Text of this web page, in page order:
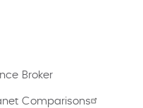
Broker
Comparisons